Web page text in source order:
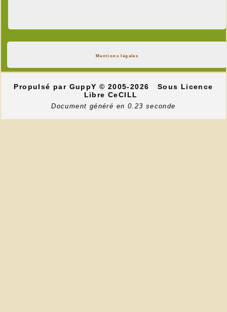
Mentions légales
Propulsé par GuppY© 2005-2026
Sous Licence
Libre CeCILL
Document généré en 0.23 seconde